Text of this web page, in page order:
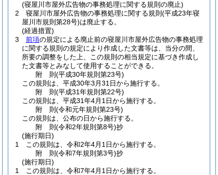
(寝屋川市屋外広告物の事務処理に関する規則の廃止)
2
寝屋川市屋外広告物の事務処理に関する規則 (平成23年寝
屋川市規則第28号)は廃止する。
(経過措置)
3
前項の規定による廃止前の寝屋川市屋外広告物の事務処理
に関する規則の規定により作成した文書等は、当分の間、
所要の調整をした上、この規則の相当規定に基づき作成し
た文書等とみなして使用することができる。
附 則(平成30年規則第23号)
この規則は、平成30年3月31日から施行する。
附 則(平成31年規則第22号)
この規則は、平成31年4月1日から施行する。
附 則(令和元年規則第23号)
この規則は、公布の日から施行する。
附 則(令和2年規則第8号)抄
(施行期日)
1
この規則は、令和2年4月1日から施行する。
附 則(令和7年規則第3号)抄
(施行期日)
1
この規則は、令和7年4月1日から施行する。